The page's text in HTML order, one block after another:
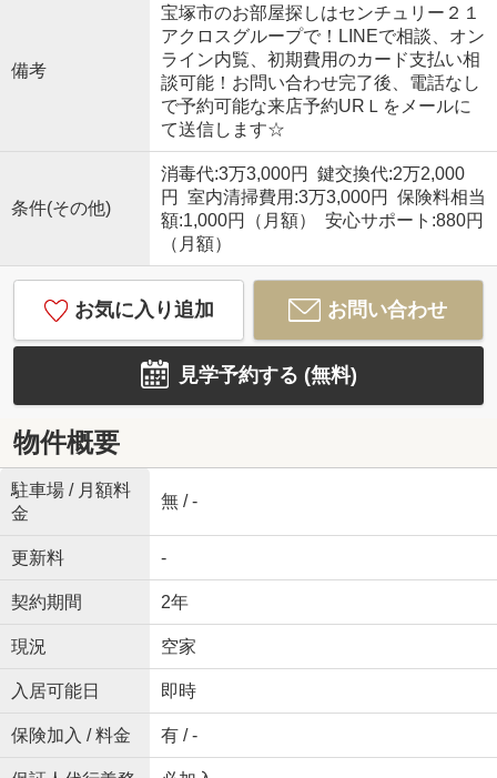
備考
宝塚市のお部屋探しはセンチュリー２１
アクロスグループで！LINEで相談、オン
ライン内覧、初期費用のカード支払い相
談可能！お問い合わせ完了後、電話なし
で予約可能な来店予約URＬをメールに
て送信します☆
条件(その他)
消毒代:3万3,000円 鍵交換代:2万2,000
円 室内清掃費用:3万3,000円 保険料相当
額:1,000円（月額） 安心サポート:880円
（月額）
お気に入り追加 お問い合わせ
見学予約する (無料)
物件概要
駐車場 / 月額料
金
無 / -
更新料 -
契約期間 2年
現況 空家
入居可能日 即時
保険加入 / 料金 有 / -